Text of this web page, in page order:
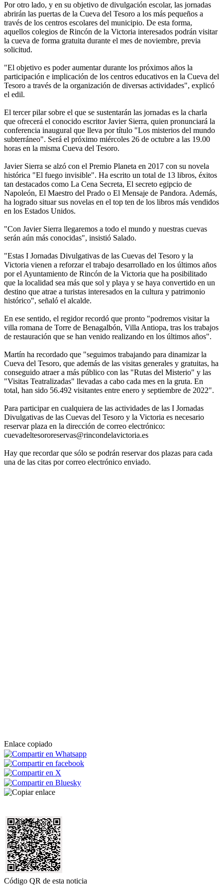
Por otro lado, y en su objetivo de divulgación escolar, las jornadas
abrirán las puertas de la Cueva del Tesoro a los más pequeños a
través de los centros escolares del municipio. De esta forma,
aquellos colegios de Rincón de la Victoria interesados podrán visitar
la cueva de forma gratuita durante el mes de noviembre, previa
solicitud.
"El objetivo es poder aumentar durante los próximos años la
participación e implicación de los centros educativos en la Cueva del
Tesoro a través de la organización de diversas actividades", explicó
el edil.
El tercer pilar sobre el que se sustentarán las jornadas es la charla
que ofrecerá el conocido escritor Javier Sierra, quien pronunciará la
conferencia inaugural que lleva por título "Los misterios del mundo
subterráneo". Será el próximo miércoles 26 de octubre a las 19.00
horas en la misma Cueva del Tesoro.
Javier Sierra se alzó con el Premio Planeta en 2017 con su novela
histórica "El fuego invisible". Ha escrito un total de 13 libros, éxitos
tan destacados como La Cena Secreta, El secreto egipcio de
Napoleón, El Maestro del Prado o El Mensaje de Pandora. Además,
ha logrado situar sus novelas en el top ten de los libros más vendidos
en los Estados Unidos.
"Con Javier Sierra llegaremos a todo el mundo y nuestras cuevas
serán aún más conocidas", insistió Salado.
"Estas I Jornadas Divulgativas de las Cuevas del Tesoro y la
Victoria vienen a reforzar el trabajo desarrollado en los últimos años
por el Ayuntamiento de Rincón de la Victoria que ha posibilitado
que la localidad sea más que sol y playa y se haya convertido en un
destino que atrae a turistas interesados en la cultura y patrimonio
histórico", señaló el alcalde.
En ese sentido, el regidor recordó que pronto "podremos visitar la
villa romana de Torre de Benagalbón, Villa Antiopa, tras los trabajos
de restauración que se han venido realizando en los últimos años".
Martín ha recordado que "seguimos trabajando para dinamizar la
Cueva del Tesoro, que además de las visitas generales y gratuitas, ha
conseguido atraer a más público con las "Rutas del Misterio" y las
"Visitas Teatralizadas" llevadas a cabo cada mes en la gruta. En
total, han sido 56.492 visitantes entre enero y septiembre de 2022".
Para participar en cualquiera de las actividades de las I Jornadas
Divulgativas de las Cuevas del Tesoro y la Victoria es necesario
reservar plaza en la dirección de correo electrónico:
cuevadeltesororeservas@rincondelavictoria.es
Hay que recordar que sólo se podrán reservar dos plazas para cada
una de las citas por correo electrónico enviado.
Enlace copiado
Código QR de esta noticia